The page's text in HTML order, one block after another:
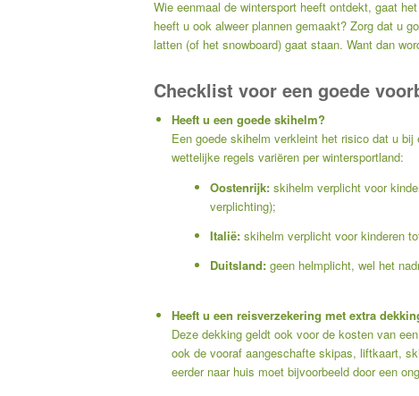
Wie eenmaal de wintersport heeft ontdekt, gaat
heeft u ook alweer plannen gemaakt? Zorg dat u
latten (of het snowboard) gaat staan. Want dan
Checklist voor een goede
Heeft u een goede skihelm?
Een goede skihelm verkleint het risico dat u
wettelijke regels variëren per wintersportland:
Oostenrijk: skihelm verplicht voor
verplichting);
Italië: skihelm verplicht voor kinderen
Duitsland: geen helmplicht, wel het
Heeft u een reisverzekering met extra
Deze dekking geldt ook voor de kosten van
ook de vooraf aangeschafte skipas, liftkaart,
eerder naar huis moet bijvoorbeeld door een